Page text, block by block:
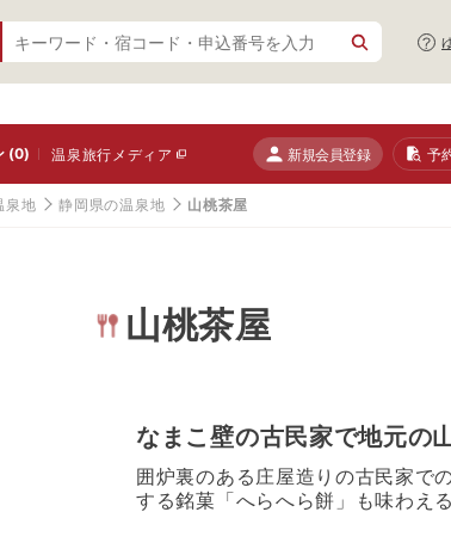
(0) 温泉旅行メディア 新規会員登録 予
泉地 静岡県の温泉地 山桃茶屋
山桃茶屋
なまこ壁の古民家で地元の
囲炉裏のある庄屋造りの古民家で
する銘菓「へらへら餅」も味わえ